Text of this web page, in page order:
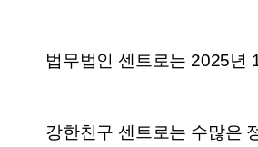
법무법인 센트로는 2025년
강한친구 센트로는 수많은